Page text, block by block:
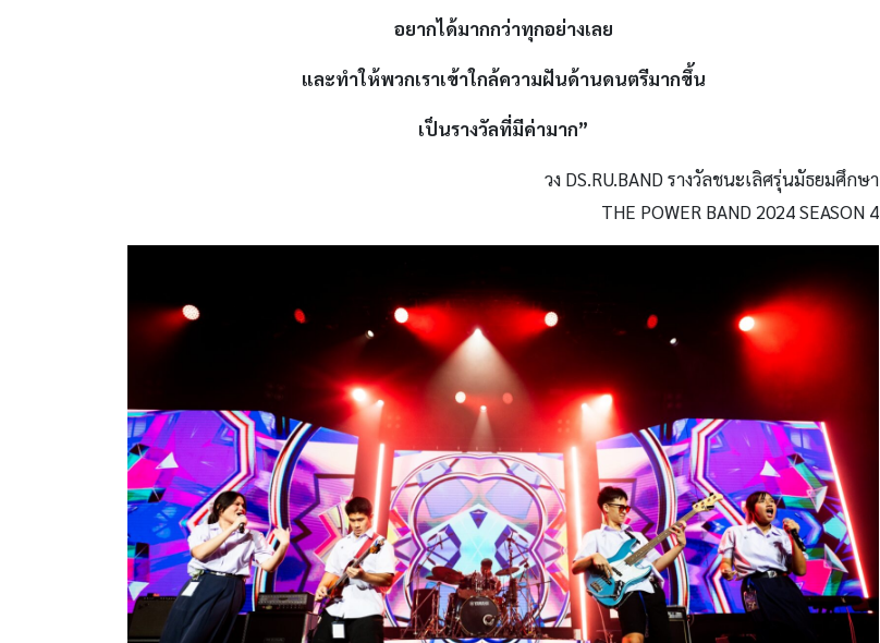
อยากได้มากกว่าทุกอย่างเลย
และทำให้พวกเราเข้าใกล้ความฝันด้านดนตรีมากขึ้น
เป็นรางวัลที่มีค่ามาก”
วง DS.RU.BAND รางวัลชนะเลิศรุ่นมัธยมศึกษา
THE POWER BAND 2024 SEASON 4